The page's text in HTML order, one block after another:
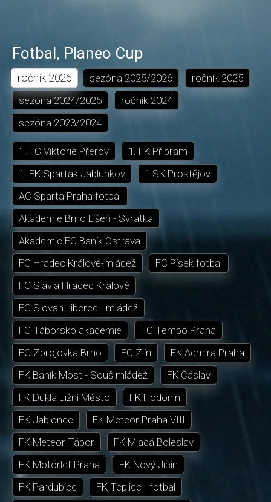
Fotbal, Planeo Cup
ročník 2026 sezóna 2025/2026 ročník 2025
sezóna 2024/2025 ročník 2024
sezóna 2023/2024
1. FC Viktorie Přerov
1. FK Příbram
1. FK Spartak Jablunkov
1.SK Prostějov
AC Sparta Praha fotbal
Akademie Brno Líšeň - Svratka
Akademie FC Baník Ostrava
FC Hradec Králové-mládež
FC Písek fotbal
FC Slavia Hradec Králové
FC Slovan Liberec - mládež
FC Táborsko akademie
FC Tempo Praha
FC Zbrojovka Brno
FC Zlín
FK Admira Praha
FK Baník Most - Souš mládež
FK Čáslav
FK Dukla Jižní Město
FK Hodonín
FK Jablonec
FK Meteor Praha VIII
FK Meteor Tábor
FK Mladá Boleslav
FK Motorlet Praha
FK Nový Jičín
FK Pardubice
FK Teplice - fotbal